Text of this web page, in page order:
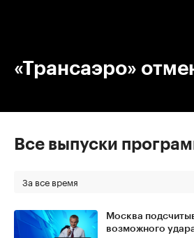
«Трансаэро»
Все выпуски
За все время
Москва
возможного